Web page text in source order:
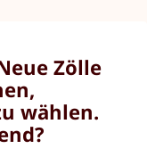
Zölle
wählen.